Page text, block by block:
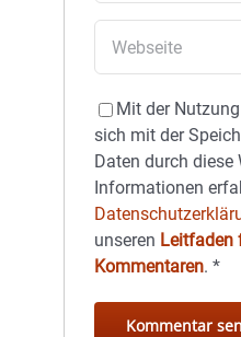
Mit der
sich mit der
Daten durch diese
Informationen
unseren Leitfaden
Kommentaren.*